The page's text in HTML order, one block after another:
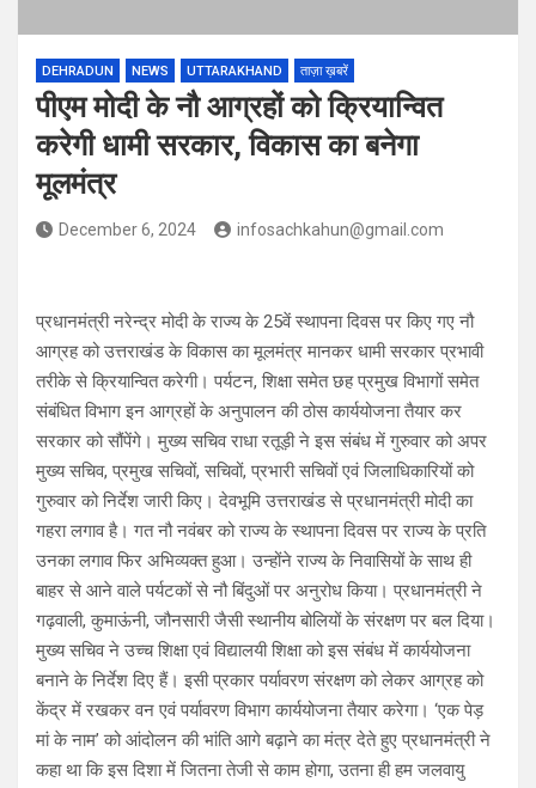
DEHRADUN NEWS UTTARAKHAND ताज़ा ख़बरें
पीएम मोदी के नौ आग्रहों को क्रियान्वित
करेगी धामी सरकार, विकास का बनेगा
मूलमंत्र
December 6, 2024 infosachkahun@gmail.com
प्रधानमंत्री नरेन्द्र मोदी के राज्य के 25वें स्थापना दिवस पर किए गए नौ
आग्रह को उत्तराखंड के विकास का मूलमंत्र मानकर धामी सरकार प्रभावी
तरीके से क्रियान्वित करेगी। पर्यटन, शिक्षा समेत छह प्रमुख विभागों समेत
संबंधित विभाग इन आग्रहों के अनुपालन की ठोस कार्ययोजना तैयार कर
सरकार को सौंपेंगे। मुख्य सचिव राधा रतूड़ी ने इस संबंध में गुरुवार को अपर
मुख्य सचिव, प्रमुख सचिवों, सचिवों, प्रभारी सचिवों एवं जिलाधिकारियों को
गुरुवार को निर्देश जारी किए। देवभूमि उत्तराखंड से प्रधानमंत्री मोदी का
गहरा लगाव है। गत नौ नवंबर को राज्य के स्थापना दिवस पर राज्य के प्रति
उनका लगाव फिर अभिव्यक्त हुआ। उन्होंने राज्य के निवासियों के साथ ही
बाहर से आने वाले पर्यटकों से नौ बिंदुओं पर अनुरोध किया। प्रधानमंत्री ने
गढ़वाली, कुमाऊंनी, जौनसारी जैसी स्थानीय बोलियों के संरक्षण पर बल दिया।
मुख्य सचिव ने उच्च शिक्षा एवं विद्यालयी शिक्षा को इस संबंध में कार्ययोजना
बनाने के निर्देश दिए हैं। इसी प्रकार पर्यावरण संरक्षण को लेकर आग्रह को
केंद्र में रखकर वन एवं पर्यावरण विभाग कार्ययोजना तैयार करेगा। ‘एक पेड़
मां के नाम’ को आंदोलन की भांति आगे बढ़ाने का मंत्र देते हुए प्रधानमंत्री ने
कहा था कि इस दिशा में जितना तेजी से काम होगा, उतना ही हम जलवायु